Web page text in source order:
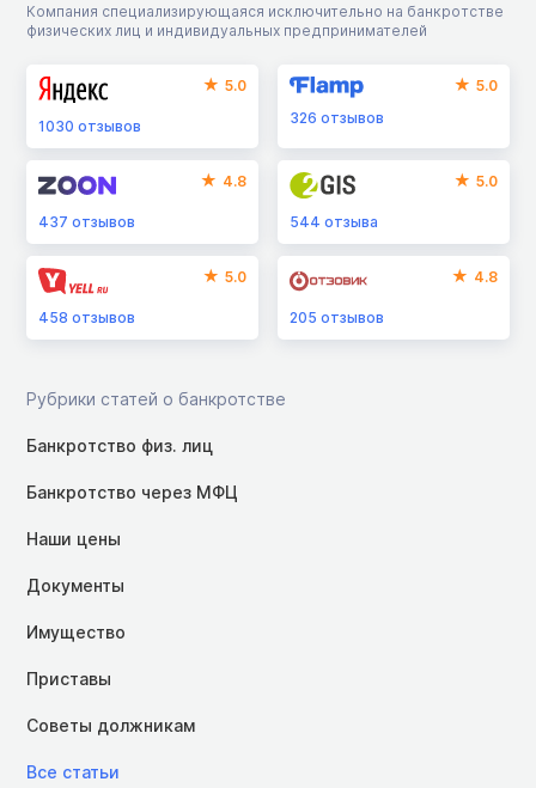
Компания специализирующаяся исключительно на банкротстве
физических лиц и индивидуальных предпринимателей
5.0
1030 отзывов
5.0
326отзывов
4.8
437 отзывов
5.0
544отзыва
5.0
458 отзывов
4.8
205отзывов
Рубрики статей о банкротстве
Банкротство физ. лиц
Банкротство через МФЦ
Наши цены
Документы
Имущество
Приставы
Советы должникам
Все статьи